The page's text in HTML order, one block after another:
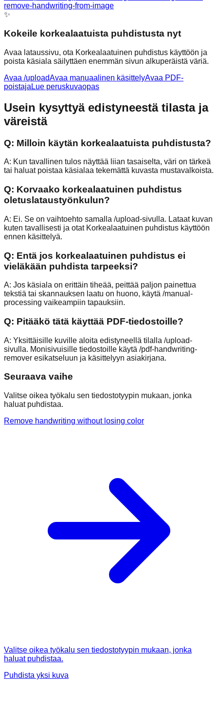
remove-handwriting-from-image
✨
Kokeile korkealaatuista puhdistusta nyt
Avaa lataussivu, ota Korkealaatuinen puhdistus käyttöön ja
poista käsiala säilyttäen enemmän sivun alkuperäistä väriä.
Avaa /uploadAvaa manuaalinen käsittelyAvaa PDF-
poistaja Lue peruskuvaopas
Usein kysyttyä edistyneestä tilasta ja
väreistä
Q: Milloin käytän korkealaatuista puhdistusta?
A: Kun tavallinen tulos näyttää liian tasaiselta, väri on tärkeä
tai haluat poistaa käsialaa tekemättä kuvasta mustavalkoista.
Q: Korvaako korkealaatuinen puhdistus
oletuslataustyönkulun?
A: Ei. Se on vaihtoehto samalla /upload-sivulla. Lataat kuvan
kuten tavallisesti ja otat Korkealaatuinen puhdistus käyttöön
ennen käsittelyä.
Q: Entä jos korkealaatuinen puhdistus ei
vieläkään puhdista tarpeeksi?
A: Jos käsiala on erittäin tiheää, peittää paljon painettua
tekstiä tai skannauksen laatu on huono, käytä /manual-
processing vaikeampiin tapauksiin.
Q: Pitääkö tätä käyttää PDF-tiedostoille?
A: Yksittäisille kuville aloita edistyneellä tilalla /upload-
sivulla. Monisivuisille tiedostoille käytä /pdf-handwriting-
remover esikatseluun ja käsittelyyn asiakirjana.
Seuraava vaihe
Valitse oikea työkalu sen tiedostotyypin mukaan, jonka
haluat puhdistaa.
Remove handwriting without losing color
Valitse oikea työkalu sen tiedostotyypin mukaan, jonka
haluat puhdistaa.
Puhdista yksi kuva